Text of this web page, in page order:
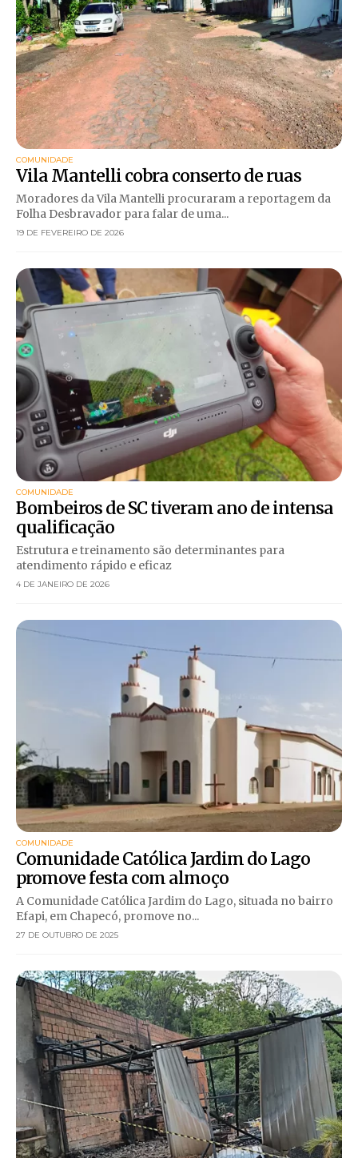
COMUNIDADE
Vila Mantelli cobra conserto de ruas
Moradores da Vila Mantelli procuraram a reportagem da
Folha Desbravador para falar de uma...
19 DE FEVEREIRO DE 2026
COMUNIDADE
Bombeiros de SC tiveram ano de intensa
qualificação
Estrutura e treinamento são determinantes para
atendimento rápido e eficaz
4 DE JANEIRO DE 2026
COMUNIDADE
Comunidade Católica Jardim do Lago
promove festa com almoço
A Comunidade Católica Jardim do Lago, situada no bairro
Efapi, em Chapecó, promove no...
27 DE OUTUBRO DE 2025